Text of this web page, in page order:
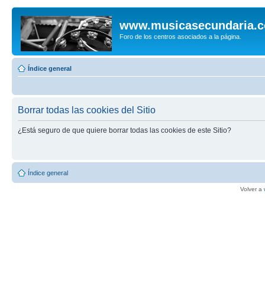
Foro de los centros asociados a la página.
Índice general
Borrar todas las cookies del Sitio
¿Está seguro de que quiere borrar todas las cookies de este Sitio?
Índice general
Volver a